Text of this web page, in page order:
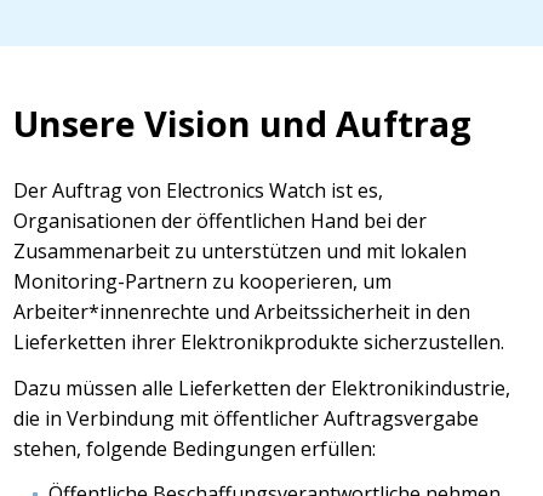
Unsere Vision und Auftrag
Der Auftrag von Electronics Watch ist es,
Organisationen der öffentlichen Hand bei der
Zusammenarbeit zu unterstützen und mit lokalen
Monitoring-Partnern zu kooperieren, um
Arbeiter*innenrechte und Arbeitssicherheit in den
Lieferketten ihrer Elektronikprodukte sicherzustellen.
Dazu müssen alle Lieferketten der Elektronikindustrie,
die in Verbindung mit öffentlicher Auftragsvergabe
stehen, folgende Bedingungen erfüllen: